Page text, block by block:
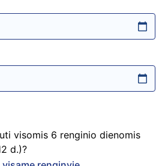
visomis 6 renginio dienomis
d.)?